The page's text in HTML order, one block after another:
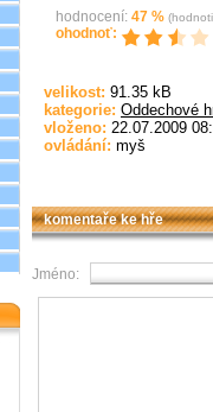
hodnocení: 47 %
ohodnoť:
velikost: 91.35 kB
kategorie: Oddechové
vloženo: 22.07.2009
ovládání: myš
komentaře ke hře
Jméno: